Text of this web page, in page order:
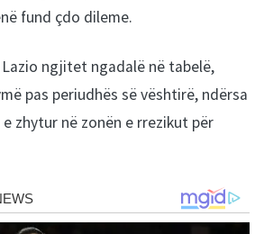
fund çdo dileme.
ngjitet ngadalë në tabelë,
pas periudhës së vështirë, ndërsa
zhytur në zonën e rrezikut për